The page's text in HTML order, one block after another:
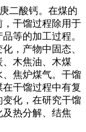
二酸钙。在煤的
干馏过程除用于
等的加工过程。
，产物中固态、
木焦油、木煤
焦炉煤气。干馏
干馏过程中有复
化，在研究干馏
热分解、结焦